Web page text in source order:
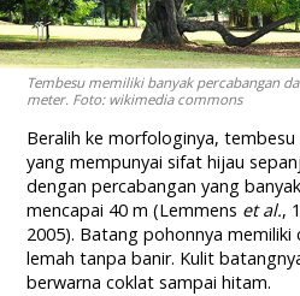
Tembesu memiliki banyak percabangan
meter. Foto: wikimedia commons
Beralih ke morfologinya,
yang mempunyai sifat hijau
dengan percabangan yang
mencapai 40 m (Lemmens et al.,
2005). Batang pohonnya
lemah tanpa banir. Kulit
berwarna coklat sampai hitam.